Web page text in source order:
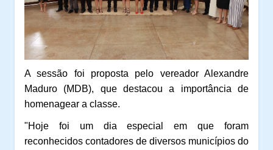
A sessão foi proposta pelo vereador Alexandre
Maduro (MDB), que destacou a importância de
homenagear a classe.
"Hoje foi um dia especial em que foram
reconhecidos contadores de diversos municípios do